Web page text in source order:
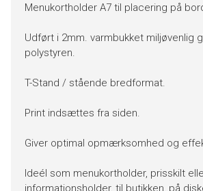
Menukortholder A7 til placering på
Udført i 2mm. varmbukket miljøvenlig
polystyren.
T-Stand / stående bredformat.
Print indsættes fra siden.
Giver optimal opmærksomhed og
Ideél som menukortholder, prisskilt
informationsholder, til butikken, på